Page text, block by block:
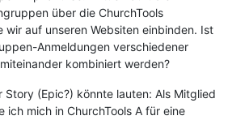
über die ChurchTools
wir auf unseren Websiten einbinden. Ist
Anmeldungen verschiedener
kombiniert werden?
Story (Epic?) könnte lauten: Als Mitglied
ich mich in ChurchTools A für eine